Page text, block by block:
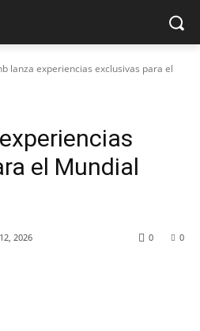
lanza experiencias exclusivas para el
el Mundial
2026 0
0